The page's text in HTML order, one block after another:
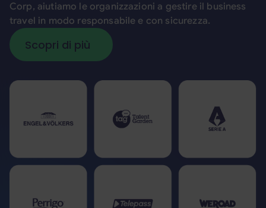
Corp, aiutiamo le organizzazioni a gestire il business
travel in modo responsabile e con sicurezza.
Scopri di più
Scopri di più